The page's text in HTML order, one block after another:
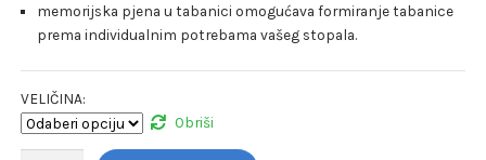
memorijska pjena u tabanici omogućava formiranje tabanice
prema individualnim potrebama vašeg stopala.
VELIČINA:
Obriši